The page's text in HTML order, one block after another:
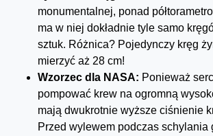
monumentalnej, ponad
ma w niej dokładnie tyle samo
sztuk. Różnica? Pojedynczy kręg
mierzyć aż 28 cm!
Wzorzec dla NASA: Ponieważ
pompować krew na ogromną
mają dwukrotnie wyższe ciśnienie
Przed wylewem podczas schylania